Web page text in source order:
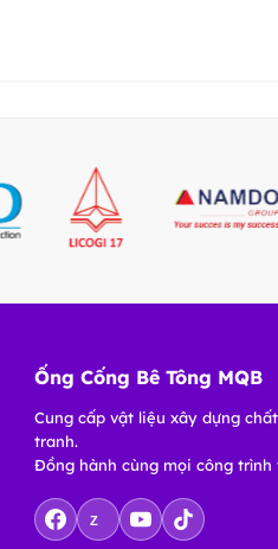
Ống Cống Bê Tông MQB
Cung cấp vật liệu xây dựng
tranh.
Đồng hành cùng mọi công trình
Z